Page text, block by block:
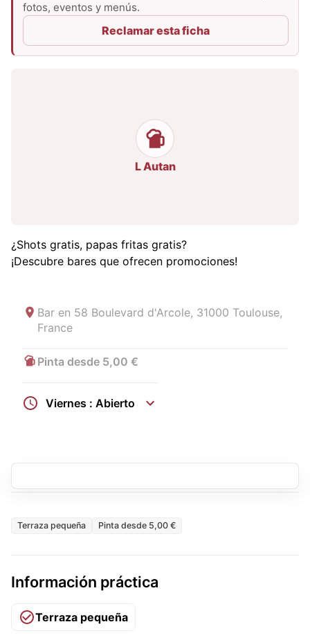
fotos, eventos y menús.
Reclamar esta ficha
L Autan
¿Shots gratis, papas fritas gratis?
¡Descubre bares que ofrecen promociones!
Bar en 58 Boulevard d'Arcole, 31000 Toulouse,
France
Pinta desde 5,00 €
Viernes : Abierto
Terraza pequeña Pinta desde 5,00 €
Información práctica
Terraza pequeña